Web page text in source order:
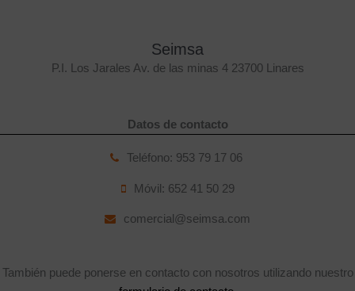
Seimsa
P.I. Los Jarales Av. de las minas 4 23700 Linares
Datos de contacto
Teléfono: 953 79 17 06
Móvil: 652 41 50 29
comercial@seimsa.com
También puede ponerse en contacto con nosotros utilizando nuestro